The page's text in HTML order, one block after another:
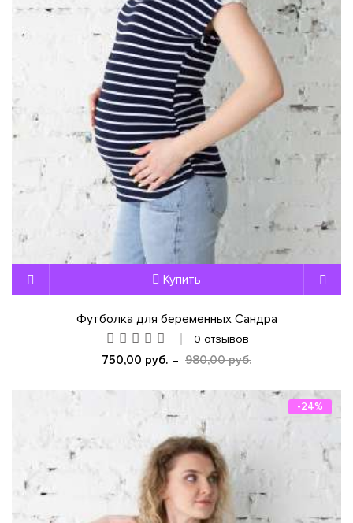
Купить
Футболка для беременных Сандра
0 отзывов
750,00 руб. 980,00 руб.
-24%